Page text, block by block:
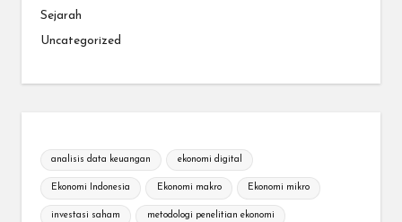
Sejarah
Uncategorized
analisis data keuangan ekonomi digital
Ekonomi Indonesia Ekonomi makro Ekonomi mikro
investasi saham metodologi penelitian ekonomi